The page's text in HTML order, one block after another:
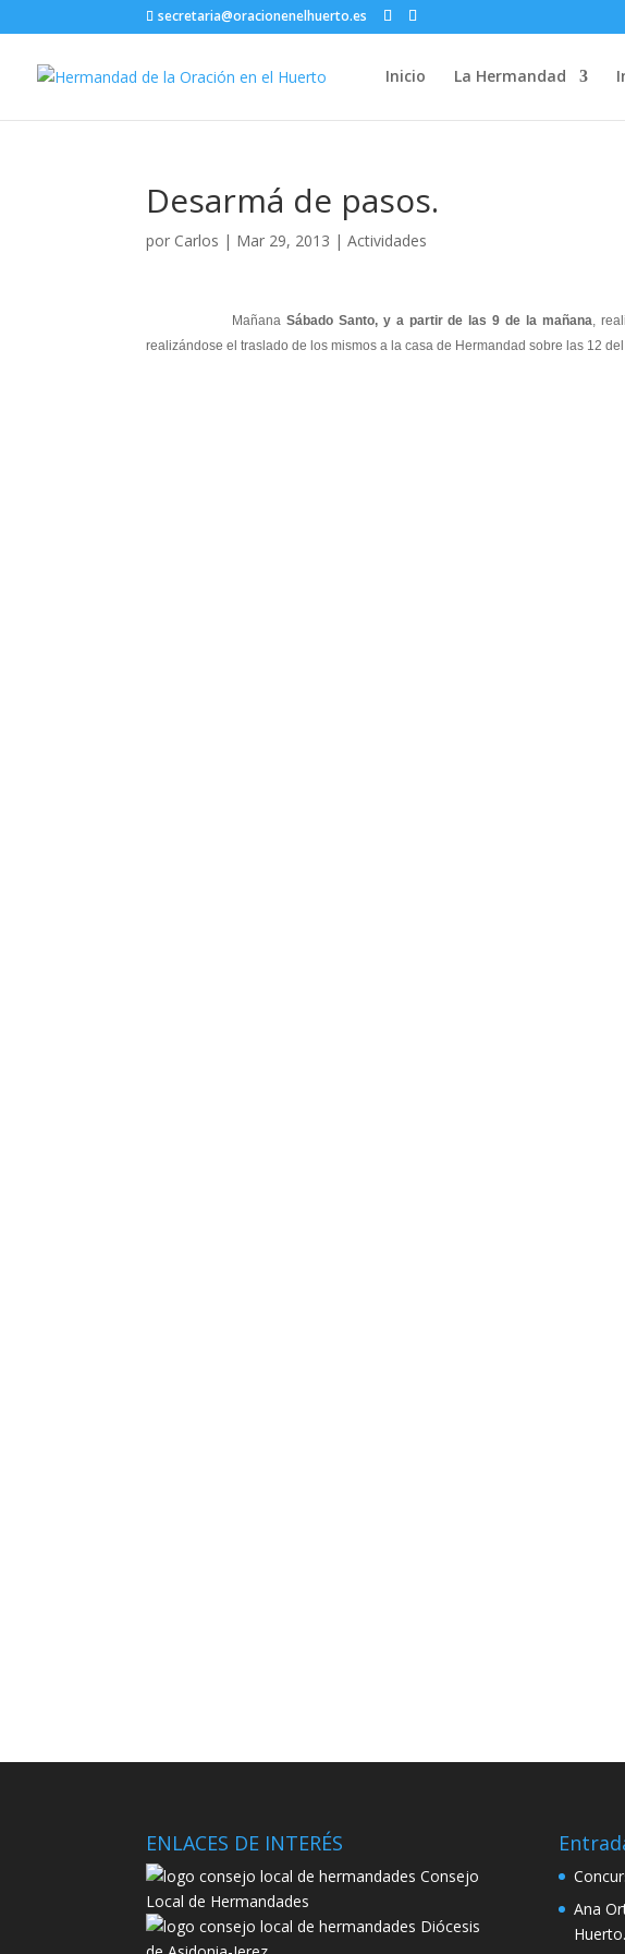
secretaria@oracionenelhuerto.es
Inicio La Hermandad
Desarmá de pasos.
por Carlos | Mar 29, 2013 |Actividades
Mañana Sábado Santo, y a partir de las 9 de la mañana,
realizándose el traslado de los mismos a la casa de Hermandad sobre las 12
ENLACES DE INTERÉS
Consejo
Local de Hermandades
Diócesis
Ana
Huerto.